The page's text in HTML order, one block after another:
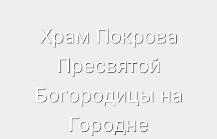
Храм Покрова
Пресвятой
Богородицы на
Городне